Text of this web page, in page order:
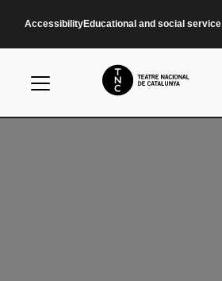
AccessibilityEducational and social service